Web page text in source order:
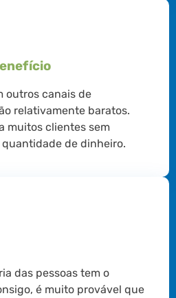
outros canais de
relativamente baratos.
muitos clientes sem
de dinheiro.
das pessoas tem o
é muito provável que